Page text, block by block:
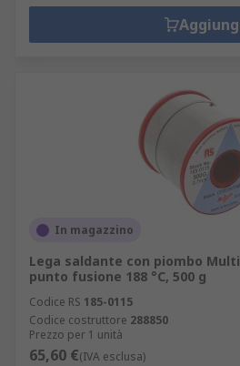
In magazzino
Lega saldante con piombo
punto fusione 188 °C, 500 g
Codice RS 185-0115
Codice costruttore 288850
Prezzo per 1 unità
65,60 €(IVA esclusa)